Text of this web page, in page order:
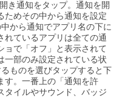
き通知をタップ。通知を開
ためその中から通知を設定
から通知でアプリ名の下に
れているアプリは全ての通
ョで「オフ」と表示されて
一部のみ設定されている状
ものを選びタップすると下
す。一番上の「通知を許
タイルやサウンド、バッジ